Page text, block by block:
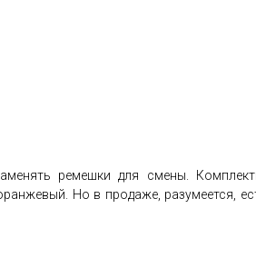
ремешки для смены.
Но в продаже, разумеется,